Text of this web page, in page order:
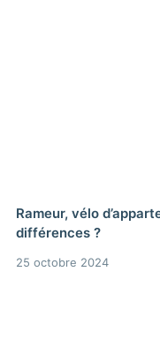
Rameur, vélo
différences ?
25 octobre 2024